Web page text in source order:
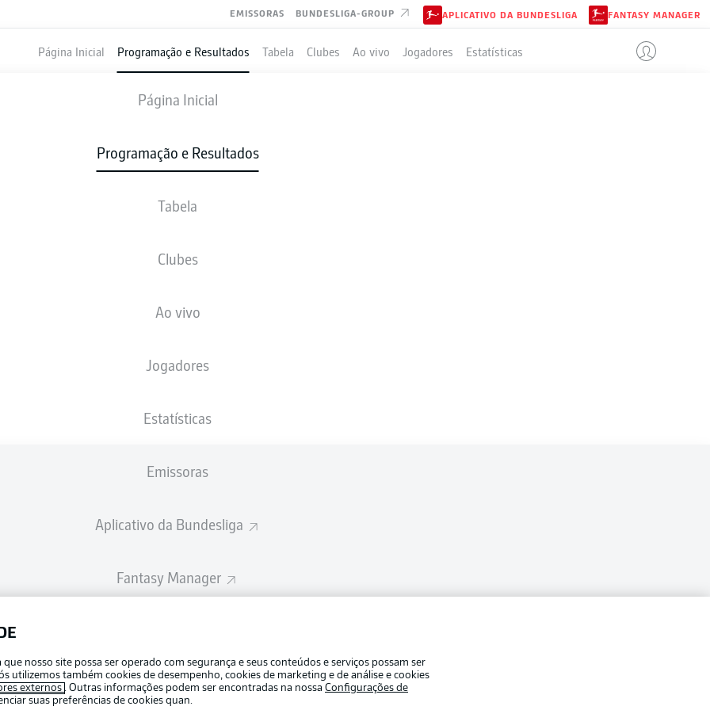
EMISSORAS BUNDESLIGA-GROUP APLICATIVO DA BUNDESLIGA FANTASY MANAGER
Página Inicial Programação e Resultados Tabela Clubes Ao vivo Jogadores Estatísticas
Página Inicial
Programação e Resultados
Tabela
Clubes
Ao vivo
Jogadores
Estatísticas
Emissoras
Aplicativo da Bundesliga
Fantasy Manager
Modo de visualização
WERDER BREMEN M'GLADBACH
2 4
ESCALAÇÕES
APLICATIVO DA BUNDESLIGA
Gerir preferências
Termos de uso
nosso site possa ser operado com segurança e seus conteúdos e serviços possam ser
utilizemos também cookies de desempenho, cookies de marketing e de análise e cookies
externos . Outras informações podem ser encontradas na nossa Configurações de
suas preferências de cookies quan.